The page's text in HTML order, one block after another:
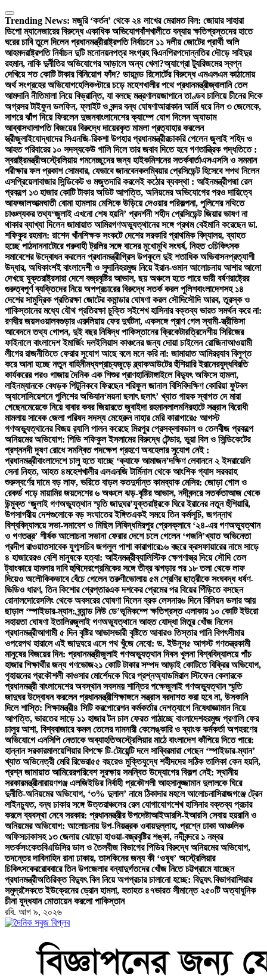
Skip
to
content
Trending News: মজুরি ‘কর্তন’ থেকে ২৪ লাখের মেরামত বিল: জোয়ার সাহারা
ডিপো ম্যানেজারের বিরুদ্ধে একাধিক অভিযোগবাঁশখালীতে বন্যায় ক্ষতিগ্রস্তদের হাতে
ঘরের চাবি তুলে দিলেন প্রধানমন্ত্রীরাষ্ট্রপতি নির্বাচনে ১১ দলীয় জোটের প্রার্থী অলি
আহমদরাষ্ট্রপতি নির্বাচন দুটি মনোনয়নপত্র সংগ্রহ বিএনপিরপদোন্নতির দৌড়ে সাইদুর
রহমান, নাকি দুর্নীতির অভিযোগের আড়ালে অন্য খেলা?অ্যাগ্রো ট্যুরিজমের স্বপ্ন
দেখিয়ে শত কোটি টাকার বিনিয়োগ ফাঁদ? ডায়মন্ড রিসোর্টের বিরুদ্ধে এমএলএম কাঠামোয়
অর্থ সংগ্রহের অভিযোগহেলিকপ্টারে চড়ে মহেশখালীর পথে প্রধানমন্ত্রীজ্বালানি তেল
আমদানি নীতিমালা নিয়ে বিভ্রান্তি, যা বলছে মন্ত্রণালয়জাপানে তাণ্ডব চালিয়ে চীনের দিকে
অগ্রসর টাইফুন ডলফিন, ফ্লাইট ও বন্দর বন্ধ ঘোষণাআরাকান আর্মি ধরে নিল ৩ জেলেকে,
সাগরে ঝাঁপ দিয়ে ফিরলেন দুজনবাংলাদেশের ক্যাম্পে যোগ দিলেন অ্যাডাম
আব্বাসথালাপতি বিজয়ের বিরুদ্ধে দায়েরকৃত মামলা প্রত্যাহার করলেন
স্ত্রীজুলাইযোদ্ধাদের সিএনজি-রিকশা উপহার প্রধানমন্ত্রীরচাকরি পেলেন জুলাই শহিদ ও
আহত পরিবারের ১০ সদস্যকেউ গালি দিলে তার জবাব দিতে হবে গণতান্ত্রিক পদ্ধতিতে :
স্বরাষ্ট্রমন্ত্রীঅস্ট্রেলিয়ায় গমনেচ্ছুদের জন্য হাইকমিশনের সতর্কবার্তাএসএসসি ও সমমান
পরীক্ষার ফল প্রকাশ সোমবার, যেভাবে জানবেনকলম্বিয়ার প্রেসিডেন্ট হিসেবে শপথ নিলেন
এসপ্রিয়েলাবাজার সিন্ডিকেট ও মজুতদারি করলেই কঠোর ব্যবস্থা : আইনমন্ত্রীপদ্মা রেল
প্রকল্পে ১৩ হাজার কোটি টাকার অডিট আপত্তি, অনিয়মের অভিযোগের পরও দায়িত্বে
আফজালআত্মঘাতী বোমা হামলায় মেসিকে উড়িয়ে দেওয়ার পরিকল্পনা, পুলিশের নথিতে
চাঞ্চল্যকর তথ্য‘জুলাই এখনো শেষ হয়নি’ প্রদর্শনী শহীদ প্রেসিডেন্ট জিয়ার ভাষণ না
থাকার ব্যাখ্যা দিলেন জামায়াত আমিরগণঅভ্যুত্থানের সঙ্গে প্রথম বেইমানি করেছেন ডা.
শফিকুর রহমান: রাশেদ খাঁনশিক্ষক সংকটে দেশের সরকারি প্রাথমিক বিদ্যালয়, ব্যাহত
হচ্ছে পাঠদাননাটোরে গরুবাহী ট্রলির সঙ্গে বাসের মুখোমুখি সংঘর্ষ, নিহত ৩চিকিৎসক
সমাবেশের উদ্বোধন করলেন প্রধানমন্ত্রীগ্রিস উপকূলে দুই শতাধিক অভিবাসনপ্রত্যাশী
উদ্ধার, অধিকাংশই বাংলাদেশী ও সুদানিহরমুজ নিয়ে ইরান-ওমান আলোচনায় আশার আলো
দেখছে যুক্তরাষ্ট্রসারা দেশে বজ্রবৃষ্টির আভাস, ছয় অঞ্চলে হতে পারে ভারী বর্ষণরাষ্ট্রের
গুরুত্বপূর্ণ ব্যক্তিদের নিয়ে অপপ্রচারের বিরুদ্ধে সতর্ক করল পুলিশবাংলাদেশসহ ১৪
দেশের সামুদ্রিক প্রতিরক্ষা জোটের কমান্ডার ঘোষণা করল সৌদিসৌদি আরব, তুরস্ক ও
পাকিস্তানের মধ্যে যৌথ প্রতিরক্ষা চুক্তি সইশেখ হাসিনার বক্তব্য ভারত সমর্থন করে না:
রণধীর জয়সওয়ালবগুড়ার এরুলিয়ায় ফের দুর্ঘটনা, একসঙ্গে প্রাণ গেল স্বামী-স্ত্রীভিসা
আবেদনে তথ্য গোপন, দুই বছর নিষিদ্ধ পাকিস্তানের ক্রিকেটারত্রিদেশীয় সিরিজের
ফাইনালে বাংলাদেশ ইমার্জিং দলইলিয়াস কাঞ্চনের জন্য দোয়া চাইলেন রোজিনাআওয়ামী
লীগের রাজনীতিতে ফেরার সুযোগ আছে বলে মনে করি না: জামায়াত আমিরর‍্যাব বিলুপ্ত
করে আনা হচ্ছে নতুন বাহিনীমধ্যপ্রাচ্যজুড়ে ব্ল্যাকআউটের হুঁশিয়ারি ইরানেরযুদ্ধবিরতি
কার্যকরের পরও গাজায় দৈনিক এক শিশুর প্রাণহানিটাঙ্গাইলে বিদ্যুৎ অফিসে হামলা,
লাইনম্যানকে বেধড়ক পিটুনিকবে ফিরছেন শরিফুল জানাল বিসিবিদক্ষিণ কোরিয়া ফুটবল
অ্যাসোসিয়েশনে পুলিশের অভিযান‘ময়না ছলাৎ ছলাৎ’ খ্যাত গায়ক স্বাগত দে মারা
গেছেনমেয়েকে নিয়ে বাবার কবর জিয়ারতে জুবাইদা রহমানলালমনিরহাটে সন্ত্রাস বিরোধী
মামলায় সাবেক জেলা পরিষদ সদস্য মেহেরুন নাহার মেরি কারাগারে৫ আগস্ট
গণঅভ্যুত্থানের বিজয় র‍্যালি পালন করেছে মিরপুর প্রেসক্লাবডাল ও তেলবীজ প্রকল্পে
অনিয়মের অভিযোগ: পিডি শফিকুল ইসলামের বিরুদ্ধে টেন্ডার, ভুয়া বিল ও সিন্ডিকেটের
প্রশ্ননদী দূষণ রোধে সমন্বিত পদক্ষেপ গ্রহণে অবহেলার সুযোগ নেই :
প্রধানমন্ত্রীবাংলাদেশে চালু হতে যাচ্ছে ‘ক্যাফে আমাজন’দক্ষিণ লেবাননে ২ ইসরায়েলি
সেনা নিহত, আহত ৪মহেশখালীর এলএনজি টার্মিনাল থেকে আংশিক গ্যাস সরবরাহ
শুরুস্বর্ণের দামে বড় লাফ, ভরিতে বাড়ল কতদুর্দান্ত কামব্যাক মেসির: জোড়া গোল ও
রেকর্ড গড়ে মায়ামির জয়দেশের ৬ অঞ্চলে ঝড়-বৃষ্টির আভাস, নদীবন্দরে সতর্কতাআজ থেকে
উন্মুক্ত ‘জুলাই গণঅভ্যুত্থান স্মৃতি জাদুঘর’যুক্তরাষ্ট্রকে ঘিরে ইরানের নতুন হুঁশিয়ারি,
উপসাগরীয় দেশগুলোকে বড় সংঘাতের ইঙ্গিতএকই সময়ে তিন কর্মসূচি, জগন্নাথ
বিশ্ববিদ্যালয়ে সভা-সমাবেশ ও মিছিল নিষিদ্ধমিরপুর প্রেসক্লাবে ‘২৪-এর গণঅভ্যুত্থান
ও গণতন্ত্র’ শীর্ষক আলোচনা সভানা ফেরার দেশে চলে গেলেন ‘গজনি’খ্যাত অভিনেতা
প্রদীপ রাওয়াতসাবেক যুগ্মসচিব জগলুল পাশা কারাগারে১৬ বছরে ক্রসফায়ারের নামে সাড়ে
৪ হাজারেরও বেশি মানুষকে হত্যা: আইনমন্ত্রীব্যালিস্টিক ক্ষেপণাস্ত্র দিয়ে সৌদি তেল
ট্যাংকারে হামলার দাবি হুথিদেরপ্রেমিকের সঙ্গে তীব্র ঝগড়ার পর ১৮ তলা থেকে লাফ
দিয়েও অলৌকিকভাবে বেঁচে গেলেন তরুণীভোলায় ৫ম শ্রেণির ছাত্রীকে সংঘবদ্ধ ধর্ষণ-
ভিডিও ধারণ, তিন কিশোর গ্রেপ্তারএক দশকের প্রেমের পর বিয়ের পিঁড়িতে বসছেন
রোনালদোরেসলিং থেকে অবসরের ঘোষণা দিলেন ব্রক লেসনার৬ দিনে বিলিয়ন ডলার আয়
ছাড়াল ‘স্পাইডার-ম্যান: ব্র্যান্ড নিউ ডে’ভূমিকম্পে ক্ষতিগ্রস্ত এলাকায় ১০ কোটি ইউরো
সহায়তা ঘোষণা ইতালিরজুলাই গণঅভ্যুত্থানে আহত যোদ্ধা মিতুর খোঁজ নিলেন
প্রধানমন্ত্রীআগামী ৫ দিন বৃষ্টির আভাসভারী বৃষ্টিতে আবারও তিস্তার পানি বিপৎসীমার
ওপরেপথ হারালে এই জাদুঘরে এসে পথ খুঁজে নেবো: ড. ইউনূস৫ আগস্ট গণতন্ত্রকামী
মানুষের বিজয়ের দিন: প্রধানমন্ত্রীজুলাই গণঅভ্যুত্থান দিবস খুলনা বিশ্ববিদ্যালয়ে পাঁচ
হাজার শিক্ষার্থীর জন্য গণভোজ২১ কোটি টাকার সম্পদ আড়াই কোটিতে বিক্রির অভিযোগ,
গৃহায়নের প্রকৌশলী কাওসার মোর্শেদকে ঘিরে প্রশ্নঅ্যাডমিরাল স্টিফেন কেলারকে
প্রধানমন্ত্রী বাংলাদেশের অবস্থান সবসময় শান্তির পক্ষেজুলাই গণঅভ্যুত্থান স্মৃতি
জাদুঘর উদ্বোধন করলেন প্রধানমন্ত্রীশিক্ষাঙ্গনে সন্ত্রাস বরদাশত করা হবে না, উসকানি
দিলে শাস্তি: শিক্ষামন্ত্রী৪ সিটি করপোরেশন কর্মকর্তার দেশত্যাগে নিষেধাজ্ঞামান নিয়ে
আপত্তি, ভারতের সাড়ে ১১ হাজার টন চাল ফেরত পাঠাচ্ছে বাংলাদেশহরমুজ প্রণালি ফের
চালুর আশা, বিশ্ববাজারে কমল তেলের দামনারী কেলেঙ্কারি ও ব্যাংক কর্মকর্তা অপহরণের
অভিযোগে এনসিপি নেতাকে অব্যাহতিঅস্ট্রেলিয়ার মাঠে বাংলাদেশ কাঁপিয়ে দিতে পারে:
হান্নান সরকারমালয়েশিয়ার বিপক্ষে টি-টোয়েন্টি দলে সাব্বিরমারা গেছেন ‘স্পাইডার-ম্যান’
খ্যাত অভিনেত্রী মেরি রিভেরা৫৫ বছরেও মুক্তিযুদ্ধে শহীদদের সঠিক তালিকা কেন হয়নি,
প্রশ্ন জামায়াত আমিরেরপরিবেশ সুরক্ষায় সমন্বিত উদ্যোগের বিকল্প নেই: স্থানীয়
সরকারমন্ত্রীনারায়ণগঞ্জ এলজিইডির নির্বাহী প্রকৌশলী আহসানুজ্জামান দুলালকে ঘিরে
দুর্নীতি-অনিয়মের অভিযোগ, ‘৩% দুলাল’ নামে ঠিকাদার মহলে আলোচনাসিরাজগঞ্জে ট্রেন
লাইনচ্যুত, বন্ধ ঢাকার সঙ্গে উত্তরাঞ্চলের রেল যোগাযোগশেখ হাসিনার বক্তব্য প্রচার
করলে ব্যবস্থা নেবে সরকার: প্রধানমন্ত্রীর উপদেষ্টাআইআরসি-ইআরসি সেবায় হয়রানি ও
অনিয়মের অভিযোগ: আলোচনায় উপ-নিয়ন্ত্রক ওবায়দুল্লাহ, প্রশ্নে ঢাকা আঞ্চলিক
অফিসঢাকাসহ ১৩ জেলায় ঝোড়ো হাওয়া-বজ্রবৃষ্টির শঙ্কা, নদীবন্দরে ১ নম্বর
সতর্কসংকেতবিএডিসির ডাল ও তৈলবীজ বিভাগের পিডির বিরুদ্ধে অনিয়মের অভিযোগ,
তদন্তের দাবিনাহিদ রানা ঢাকায়, তাসকিনের জন্য কী ‘ওষুধ’ অস্ট্রেলিয়ার
চিকিৎসকেররোববারে তিন উপজেলার বন্যাদুর্গতদের খোঁজ নিতে চট্টগ্রামে যাচ্ছেন
প্রধানমন্ত্রীঅতিরিক্ত বিদ্যুৎ বিল নিয়ে অপপ্রচার চালানো হচ্ছে: বিদ্যুৎ বিভাগরাশিয়ার
সমুদ্রসৈকতে ইউক্রেনের ড্রোন হামলা, হতাহত ৪৭ভারত সীমান্তে ২৫০টি অত্যাধুনিক
চীনা যুদ্ধযান মোতায়েন করলো পাকিস্তান
রবি. আগ ৯, ২০২৬
বাংলা নিউজ পেপার